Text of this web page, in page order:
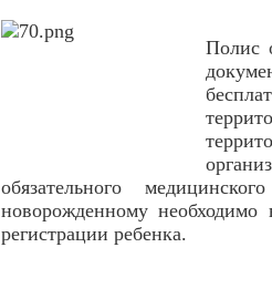
Полис
обязательного
новорожденному необходимо
регистрации ребенка.